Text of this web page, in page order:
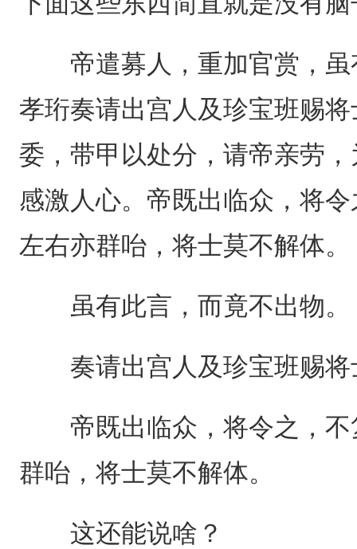
帝遣募人，重加官赏，虽
孝珩奏请出宫人及珍宝班赐
委，带甲以处分，请帝亲劳
感激人心。帝既出临众，将
左右亦群咍，将士莫不解体。
虽有此言，而竟不出物。
奏请出宫人及珍宝班赐将
帝既出临众，将令之，不
群咍，将士莫不解体。
这还能说啥？